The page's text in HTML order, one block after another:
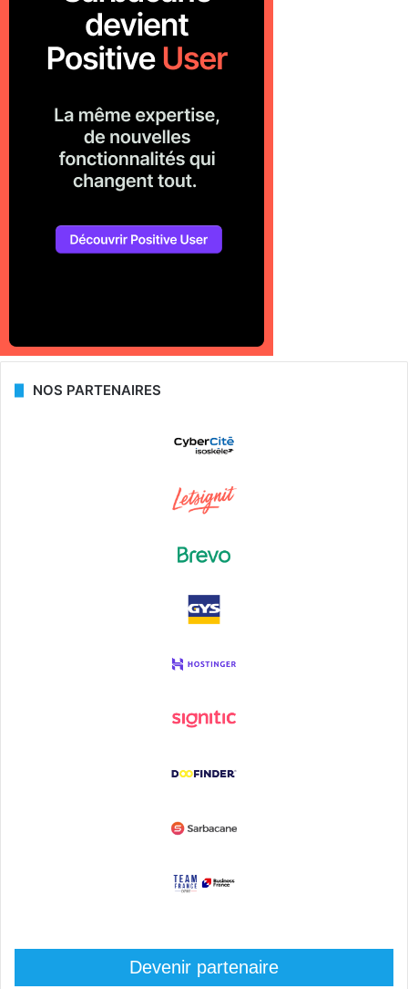
NOS PARTENAIRES
Devenir partenaire